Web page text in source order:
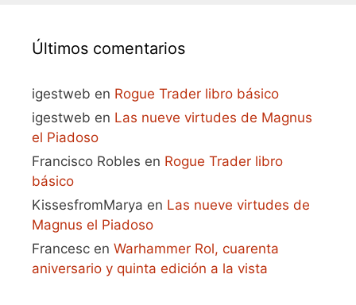
Últimos comentarios
igestweb en Rogue Trader libro básico
igestweb en Las nueve virtudes de Magnus
el Piadoso
Francisco Robles en Rogue Trader libro
básico
KissesfromMarya en Las nueve virtudes de
Magnus el Piadoso
Francesc en Warhammer Rol, cuarenta
aniversario y quinta edición a la vista